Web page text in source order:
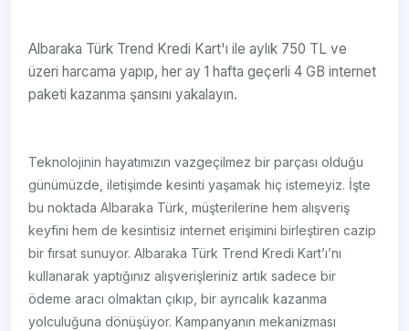
Albaraka Türk Trend Kredi Kart'ı ile aylık 750 TL ve
üzeri harcama yapıp, her ay 1 hafta geçerli 4 GB internet
paketi kazanma şansını yakalayın.
Teknolojinin hayatımızın vazgeçilmez bir parçası olduğu
günümüzde, iletişimde kesinti yaşamak hiç istemeyiz. İşte
bu noktada Albaraka Türk, müşterilerine hem alışveriş
keyfini hem de kesintisiz internet erişimini birleştiren cazip
bir fırsat sunuyor. Albaraka Türk Trend Kredi Kart’ı’nı
kullanarak yaptığınız alışverişleriniz artık sadece bir
ödeme aracı olmaktan çıkıp, bir ayrıcalık kazanma
yolculuğuna dönüşüyor. Kampanyanın mekanizması